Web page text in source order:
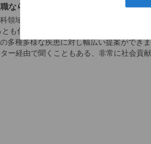
ならではの魅力】
領域ではトップクラスの会社で、整形の
も伸びる市場の一つです。
多種多様な疾患に対し幅広い提案ができ
ー経由で聞くこともある、非常に社会貢